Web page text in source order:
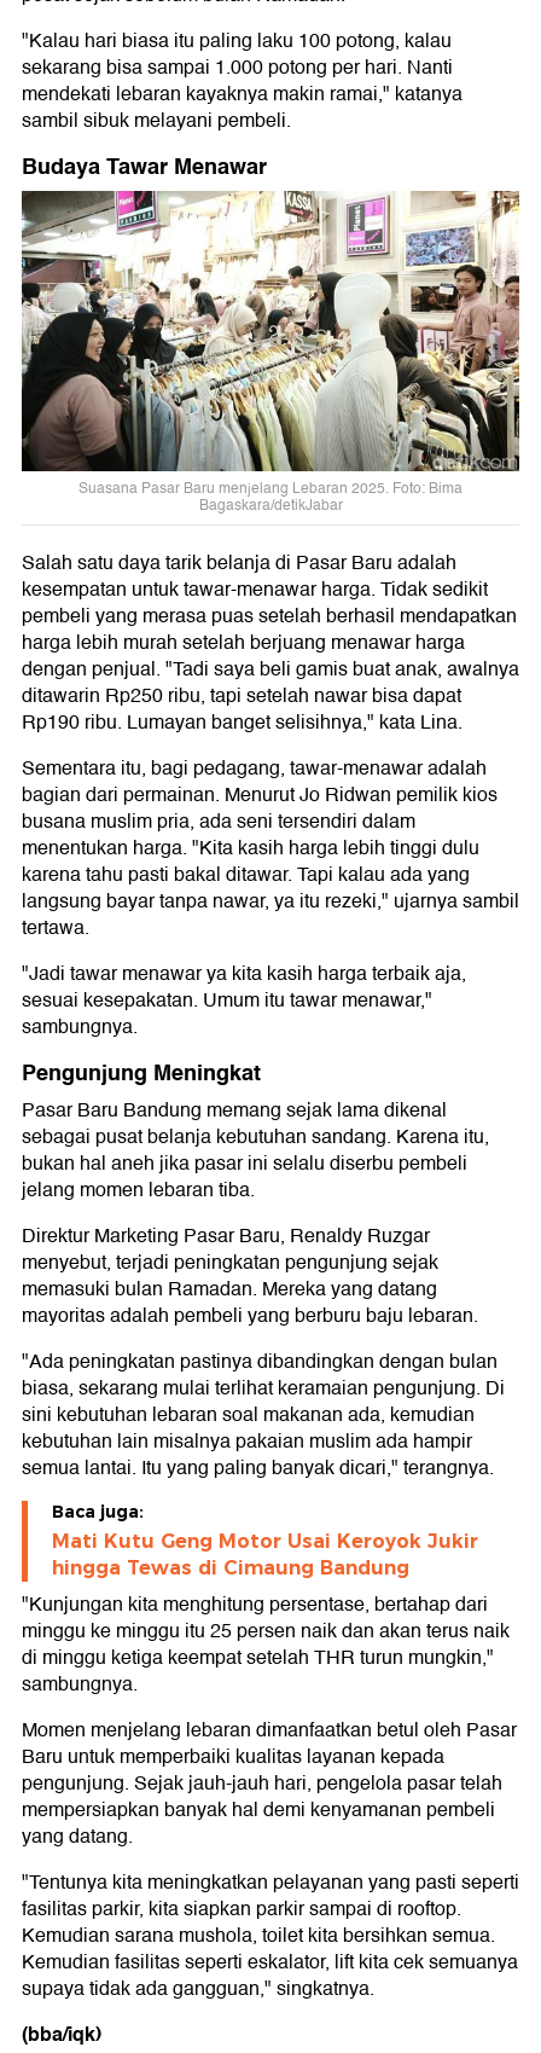
"Kalau hari biasa itu paling laku 100 potong, kalau
sekarang bisa sampai 1.000 potong per hari. Nanti
mendekati lebaran kayaknya makin ramai," katanya
sambil sibuk melayani pembeli.
Budaya Tawar Menawar
Suasana Pasar Baru menjelang Lebaran 2025. Foto: Bima
Bagaskara/detikJabar
Salah satu daya tarik belanja di Pasar Baru adalah
kesempatan untuk tawar-menawar harga. Tidak sedikit
pembeli yang merasa puas setelah berhasil mendapatkan
harga lebih murah setelah berjuang menawar harga
dengan penjual. "Tadi saya beli gamis buat anak, awalnya
ditawarin Rp250 ribu, tapi setelah nawar bisa dapat
Rp190 ribu. Lumayan banget selisihnya," kata Lina.
Sementara itu, bagi pedagang, tawar-menawar adalah
bagian dari permainan. Menurut Jo Ridwan pemilik kios
busana muslim pria, ada seni tersendiri dalam
menentukan harga. "Kita kasih harga lebih tinggi dulu
karena tahu pasti bakal ditawar. Tapi kalau ada yang
langsung bayar tanpa nawar, ya itu rezeki," ujarnya sambil
tertawa.
"Jadi tawar menawar ya kita kasih harga terbaik aja,
sesuai kesepakatan. Umum itu tawar menawar,"
sambungnya.
Pengunjung Meningkat
Pasar Baru Bandung memang sejak lama dikenal
sebagai pusat belanja kebutuhan sandang. Karena itu,
bukan hal aneh jika pasar ini selalu diserbu pembeli
jelang momen lebaran tiba.
Direktur Marketing Pasar Baru, Renaldy Ruzgar
menyebut, terjadi peningkatan pengunjung sejak
memasuki bulan Ramadan. Mereka yang datang
mayoritas adalah pembeli yang berburu baju lebaran.
"Ada peningkatan pastinya dibandingkan dengan bulan
biasa, sekarang mulai terlihat keramaian pengunjung. Di
sini kebutuhan lebaran soal makanan ada, kemudian
kebutuhan lain misalnya pakaian muslim ada hampir
semua lantai. Itu yang paling banyak dicari," terangnya.
Baca juga:
Mati Kutu Geng Motor Usai Keroyok Jukir
hingga Tewas di Cimaung Bandung
"Kunjungan kita menghitung persentase, bertahap dari
minggu ke minggu itu 25 persen naik dan akan terus naik
di minggu ketiga keempat setelah THR turun mungkin,"
sambungnya.
Momen menjelang lebaran dimanfaatkan betul oleh Pasar
Baru untuk memperbaiki kualitas layanan kepada
pengunjung. Sejak jauh-jauh hari, pengelola pasar telah
mempersiapkan banyak hal demi kenyamanan pembeli
yang datang.
"Tentunya kita meningkatkan pelayanan yang pasti seperti
fasilitas parkir, kita siapkan parkir sampai di rooftop.
Kemudian sarana mushola, toilet kita bersihkan semua.
Kemudian fasilitas seperti eskalator, lift kita cek semuanya
supaya tidak ada gangguan," singkatnya.
(bba/iqk)